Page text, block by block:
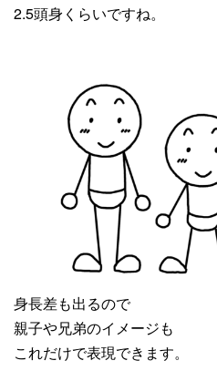
2.5頭身くらいですね。
身長差も出るので
親子や兄弟のイメージも
これだけで表現できます。